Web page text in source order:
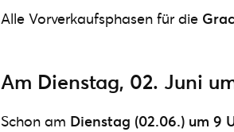
Alle Vorverkaufsphasen für die
Am Dienstag, 02. Juni
Schon am Dienstag (02.06.) um 9